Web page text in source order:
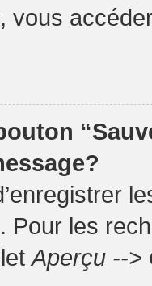
vous
Pour les
Aperçu -->